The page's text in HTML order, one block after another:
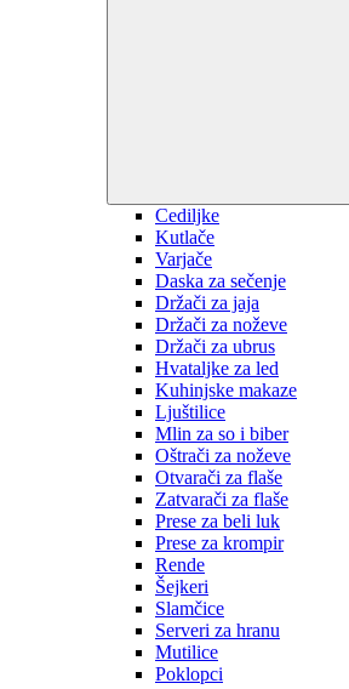
Cediljke
Kutlače
Varjače
Daska za sečenje
Držači za jaja
Držači za noževe
Držači za ubrus
Hvataljke za led
Kuhinjske makaze
Ljuštilice
Mlin za so i biber
Oštrači za noževe
Otvarači za flaše
Zatvarači za flaše
Prese za beli luk
Prese za krompir
Rende
Šejkeri
Slamčice
Serveri za hranu
Mutilice
Poklopci